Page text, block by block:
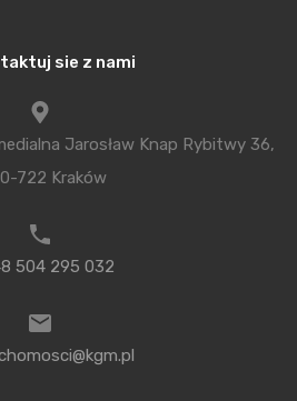
również trzeba zwrócić uwagę.
jak największą powierzchnię
zieloną. Staramy się
zabudowy domu
zielonych dachów, a nawet
sie z nami
Jarosław Knap Rybitwy 36,
722 Kraków
504 295 032